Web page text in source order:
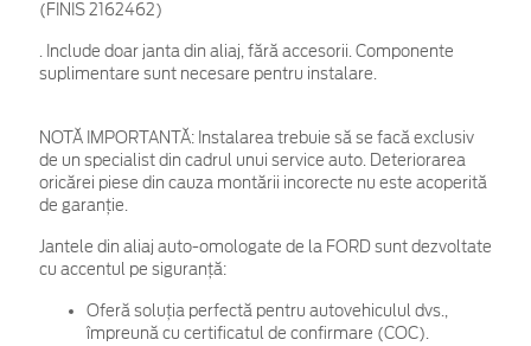
(FINIS 2162462)
. Include doar janta din aliaj, fără accesorii. Componente
suplimentare sunt necesare pentru instalare.
NOTĂ IMPORTANTĂ: Instalarea trebuie să se facă exclusiv
de un specialist din cadrul unui service auto. Deteriorarea
oricărei piese din cauza montării incorecte nu este acoperită
de garanţie.
Jantele din aliaj auto-omologate de la FORD sunt dezvoltate
cu accentul pe siguranță:
Oferă soluția perfectă pentru autovehiculul dvs.,
împreună cu certificatul de confirmare (COC).